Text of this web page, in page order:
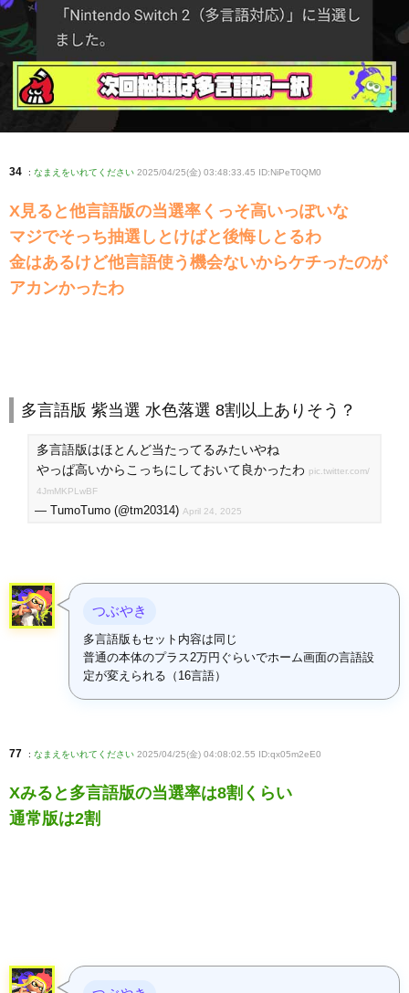
34 : なまえをいれてください 2025/04/25(金) 03:48:33.45 ID:NiPeT0QM0
X見ると他言語版の当選率くっそ高いっぽいな
マジでそっち抽選しとけばと後悔しとるわ
金はあるけど他言語使う機会ないからケチったのが
アカンかったわ
多言語版 紫当選 水色落選 8割以上ありそう？
多言語版はほとんど当たってるみたいやね
やっぱ高いからこっちにしておいて良かったわ pic.twitter.com/
4JmMKPLwBF
— TumoTumo (@tm20314) April 24, 2025
つぶやき
多言語版もセット内容は同じ
普通の本体のプラス2万円ぐらいでホーム画面の言語設
定が変えられる（16言語）
77 : なまえをいれてください 2025/04/25(金) 04:08:02.55 ID:qx05m2eE0
Xみると多言語版の当選率は8割くらい
通常版は2割